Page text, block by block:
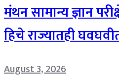
मंथन सामान्य ज्ञान
हिचे राज्यातही
August 3, 2026